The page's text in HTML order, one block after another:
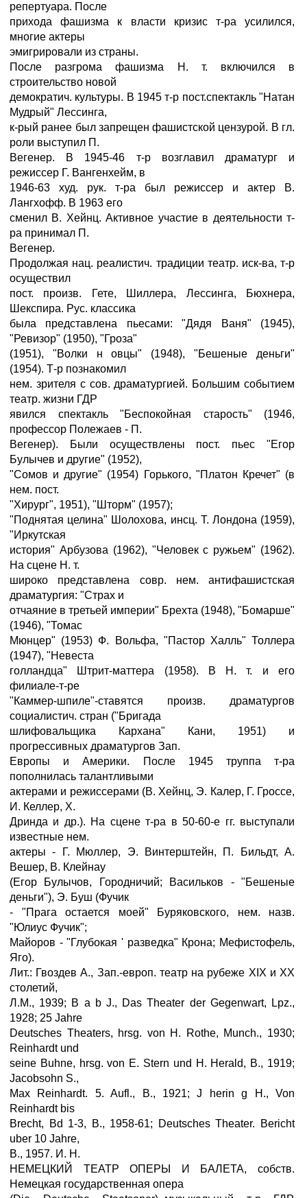
репертуара. После
прихода фашизма к власти кризис т-ра усилился,
многие актеры
эмигрировали из страны.
После разгрома фашизма Н. т. включился в
строительство новой
демократич. культуры. В 1945 т-р пост.спектакль "Натан
Мудрый" Лессинга,
к-рый ранее был запрещен фашистской цензурой. В гл.
роли выступил П.
Вегенер. В 1945-46 т-р возглавил драматург и
режиссер Г. Вангенхейм, в
1946-63 худ. рук. т-ра был режиссер и актер В.
Лангхофф. В 1963 его
сменил В. Хейнц. Активное участие в деятельности т-
ра принимал П.
Вегенер.
Продолжая нац. реалистич. традиции театр. иск-ва, т-р
осуществил
пост. произв. Гете, Шиллера, Лессинга, Бюхнера,
Шекспира. Рус. классика
была представлена пьесами: "Дядя Ваня" (1945),
"Ревизор" (1950), "Гроза"
(1951), "Волки н овцы" (1948), "Бешеные деньги"
(1954). Т-р познакомил
нем. зрителя с сов. драматургией. Большим событием
театр. жизни ГДР
явился спектакль "Беспокойная старость" (1946,
профессор Полежаев - П.
Вегенер). Были осуществлены пост. пьес "Егор
Булычев и другие" (1952),
"Сомов и другие" (1954) Горького, "Платон Кречет" (в
нем. пост.
"Хирург", 1951), "Шторм" (1957);
"Поднятая целина" Шолохова, инсц. Т. Лондона (1959),
"Иркутская
история" Арбузова (1962), "Человек с ружьем" (1962).
На сцене Н. т.
широко представлена совр. нем. антифашистская
драматургия: "Страх и
отчаяние в третьей империи" Брехта (1948), "Бомарше"
(1946), "Томас
Мюнцер" (1953) Ф. Вольфа, "Пастор Халль" Толлера
(1947), "Невеста
голландца" Штрит-маттера (1958). В Н. т. и его
филиале-т-ре
"Каммер-шпиле"-ставятся произв. драматургов
социалистич. стран ("Бригада
шлифовальщика Кархана" Кани, 1951) и
прогрессивных драматургов Зап.
Европы и Америки. После 1945 труппа т-ра
пополнилась талантливыми
актерами и режиссерами (В. Хейнц, Э. Калер, Г. Гроссе,
И. Келлер, X.
Дринда и др.). На сцене т-ра в 50-60-е гг. выступали
известные нем.
актеры - Г. Мюллер, Э. Винтерштейн, П. Бильдт, А.
Вешер, В. Клейнау
(Егор Булычов, Городничий; Васильков - "Бешеные
деньги"), Э. Буш (Фучик
- "Прага остается моей" Буряковского, нем. назв.
"Юлиус Фучик";
Майоров - "Глубокая ' разведка" Крона; Мефистофель,
Яго).
Лит.: Гвоздев А., Зап.-европ. театр на рубеже XIX и XX
столетий,
Л.М., 1939; В a b J., Das Theater der Gegenwart, Lpz.,
1928; 25 Jahre
Deutsches Theaters, hrsg. von H. Rothe, Munch., 1930;
Reinhardt und
seine Buhne, hrsg. von E. Stern und H. Herald, B., 1919;
Jacobsohn S.,
Max Reinhardt. 5. Aufl., B., 1921; J herin g H., Von
Reinhardt bis
Brecht, Bd 1-3, В., 1958-61; Deutsches Theater. Bericht
uber 10 Jahre,
B., 1957. И. Н.
НЕМЕЦКИЙ ТЕАТР ОПЕРЫ И БАЛЕТА, собств.
Немецкая государственная опера